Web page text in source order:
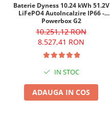
Baterie Dyness 10.24 kWh 51.2V
LiFePO4 AutoIncalzire IP66 -
Powerbox G2
10.251,12 RON
8.527,41 RON
IN STOC
ADAUGA IN COS